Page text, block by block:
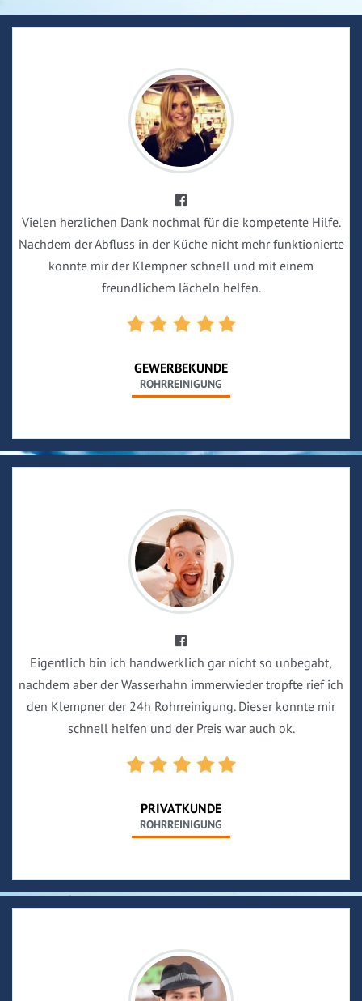
Vielen herzlichen Dank nochmal für die kompetente Hilfe.
Nachdem der Abfluss in der Küche nicht mehr funktionierte
konnte mir der Klempner schnell und mit einem
freundlichem lächeln helfen.
GEWERBEKUNDE
ROHRREINIGUNG
Eigentlich bin ich handwerklich gar nicht so unbegabt,
nachdem aber der Wasserhahn immerwieder tropfte rief ich
den Klempner der 24h Rohrreinigung. Dieser konnte mir
schnell helfen und der Preis war auch ok.
PRIVATKUNDE
ROHRREINIGUNG